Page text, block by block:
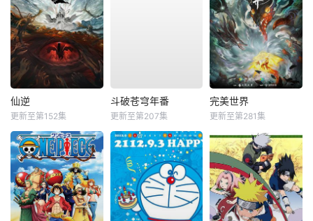
仙逆
更新至第152集
斗破苍穹年番
更新至第207集
完美世界
更新至第281集